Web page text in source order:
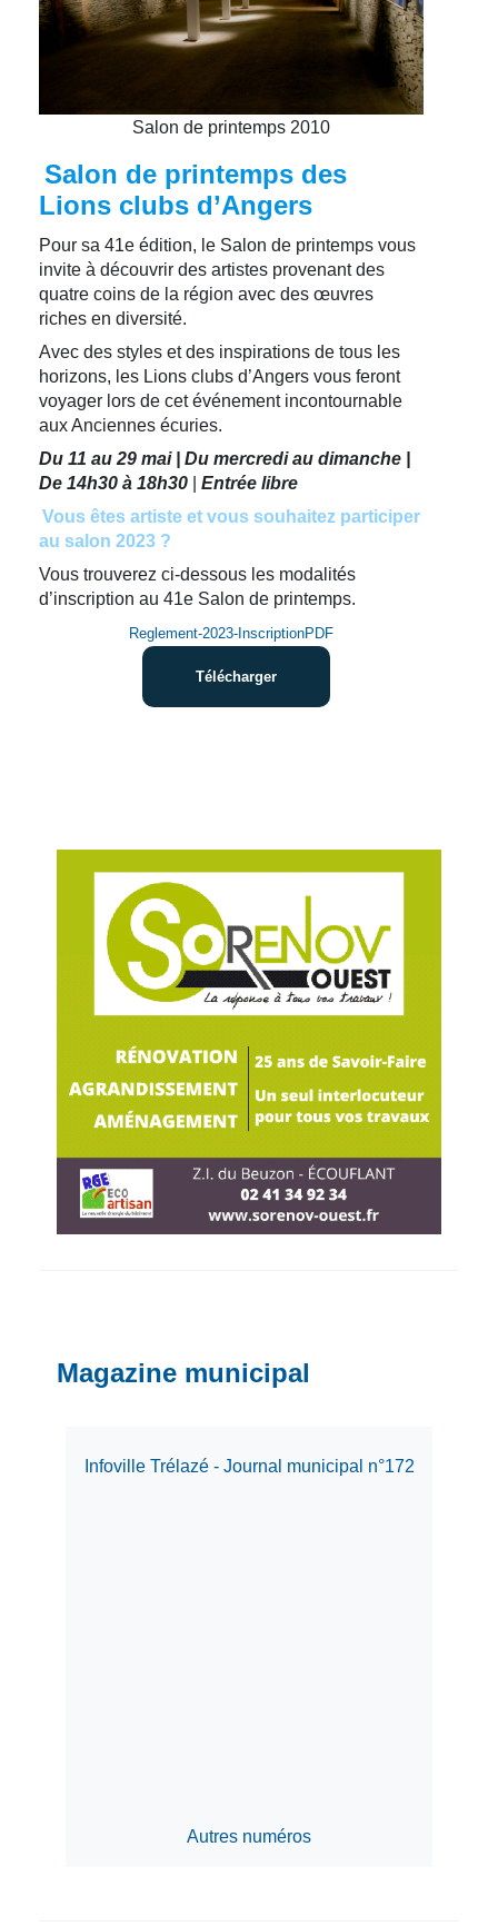
Salon de printemps 2010
Salon de printemps des
Lions clubs d’Angers
Pour sa 41e édition, le Salon de printemps vous
invite à découvrir des artistes provenant des
quatre coins de la région avec des œuvres
riches en diversité.
Avec des styles et des inspirations de tous les
horizons, les Lions clubs d’Angers vous feront
voyager lors de cet événement incontournable
aux Anciennes écuries.
Du 11 au 29 mai | Du mercredi au dimanche |
De 14h30 à 18h30
Entrée libre
Vous êtes artiste et vous souhaitez participer
au salon 2023 ?
Vous trouverez ci-dessous les modalités
d’inscription au 41e Salon de printemps.
Reglement-2023-InscriptionPDF
Télécharger
Magazine municipal
Infoville Trélazé - Journal municipal n°172
Autres numéros